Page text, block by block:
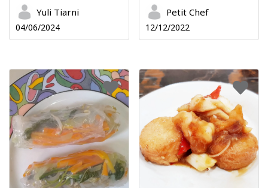
Yuli Tiarni
04/06/2024
Petit Chef
12/12/2022